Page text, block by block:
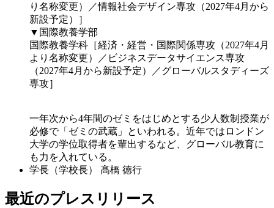
り名称変更）／情報社会デザイン専攻（2027年4月から
新設予定）］
▼国際教養学部
国際教養学科［経済・経営・国際関係専攻（2027年4月
より名称変更）／ビジネスデータサイエンス専攻
（2027年4月から新設予定）／グローバルスタディーズ
専攻］
一年次から4年間のゼミをはじめとする少人数制授業が
必修で「ゼミの武蔵」といわれる。近年ではロンドン
大学の学位取得者を輩出するなど、グローバル教育に
も力を入れている。
学長（学校長）
髙橋 徳行
最近のプレスリリース